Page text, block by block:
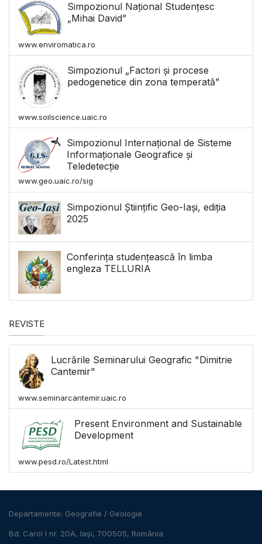
Simpozionul Național Studențesc
„Mihai David”
www.enviromatica.ro
Simpozionul „Factori și procese
pedogenetice din zona temperată”
www.soilscience.uaic.ro
Simpozionul Internațional de Sisteme
Informaționale Geografice și
Teledetecție
www.geo.uaic.ro/sig
Simpozionul Științific Geo-Iași, ediția
2025
Conferința studențească în limba
engleza TELLURIA
REVISTE
Lucrările Seminarului Geografic "Dimitrie
Cantemir"
www.seminarcantemir.uaic.ro
Present Environment and Sustainable
Development
www.pesd.ro/Latest.html
Departamente: Geografie / Geologie
Bd. Carol I nr. 20A, Iași, 700505, România